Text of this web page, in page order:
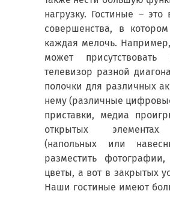
нагрузку. Гостиные – это
совершенства, в
каждая мелочь.
может
телевизор разной
полочки для различных
нему (различные
приставки, медиа
открытых элементах
(напольных или
разместить
цветы, а вот в закрытых
Наши гостиные имеют